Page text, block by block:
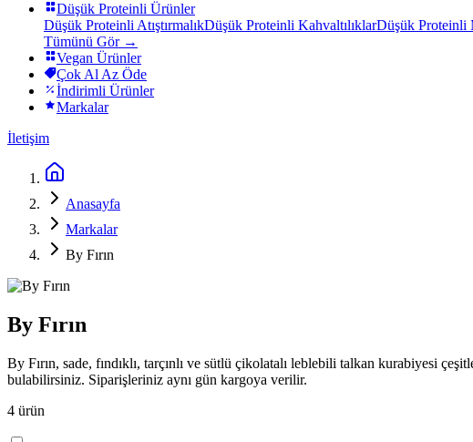
Düşük Proteinli Ürünler
Düşük Proteinli AtıştırmalıkDüşük Proteinli KahvaltılıklarDüşük Proteinli
Tümünü Gör →
Vegan Ürünler
Çok Al Az Öde
İndirimli Ürünler
Markalar
İletişim
Anasayfa
Markalar
By Fırın
By Fırın
By Fırın, sade, fındıklı, tarçınlı ve sütlü çikolatalı leblebili talkan kurabiyesi
bulabilirsiniz. Siparişleriniz aynı gün kargoya verilir.
4 ürün